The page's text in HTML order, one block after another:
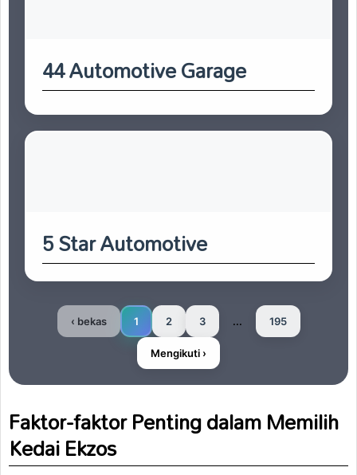
44 Automotive Garage
5 Star Automotive
‹ bekas 1 2 3 ... 195
Mengikuti ›
Faktor-faktor Penting dalam Memilih
Kedai Ekzos